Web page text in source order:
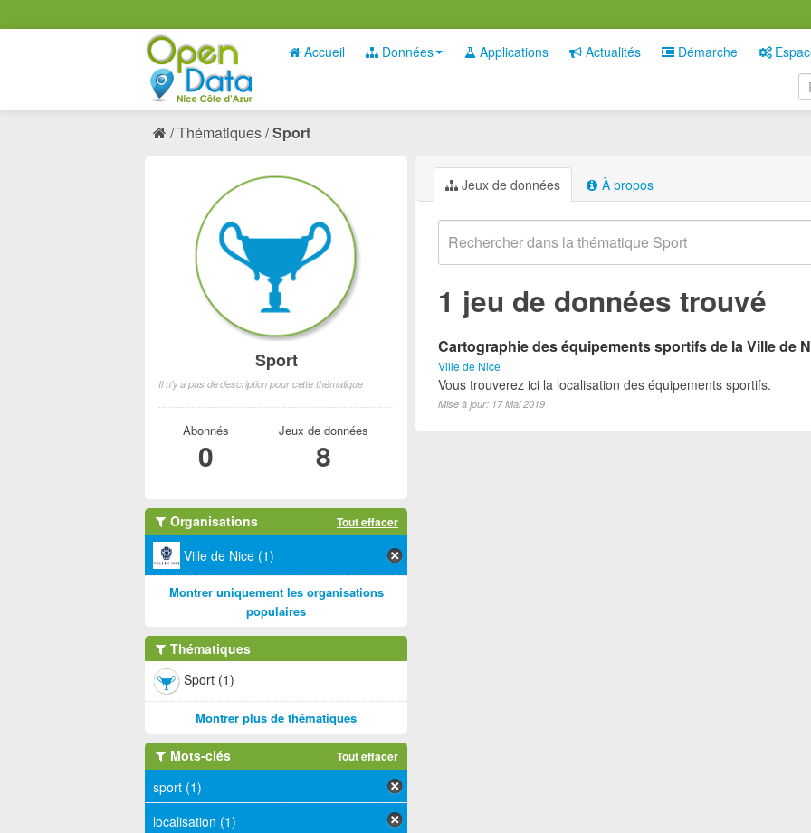
Accueil Données Applications Actualités Démarche
Thématiques Sport
Jeux de données À propos
1 jeu de données trouvé
Cartographie des équipements sportifs de la Ville de
Ville de Nice
Vous trouverez ici la localisation des équipements sportifs.
Mise à jour: 17 Mai 2019
Sport
Il n'y a pas de description pour cette thématique
Abonnés
0
Jeux de données
8
Organisations Tout effacer
Ville de Nice (1)
Montrer uniquement les organisations
populaires
Thématiques
Sport (1)
Montrer plus de thématiques
Mots-clés Tout effacer
sport (1)
localisation (1)